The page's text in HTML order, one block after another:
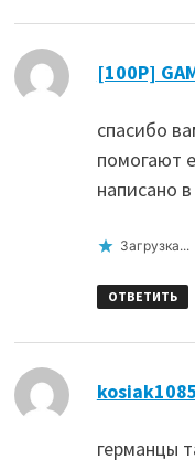
[100P]
спасибо
помогают
написано
Загрузка...
ОТВЕТИТЬ
германцы